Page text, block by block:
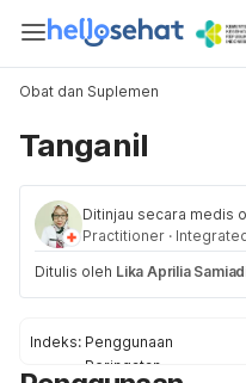
Obat dan Suplemen
Tanganil
Ditinjau secara medis
Practitioner ·
Ditulis oleh Lika Aprilia
Indeks: Penggunaan
Peringatan